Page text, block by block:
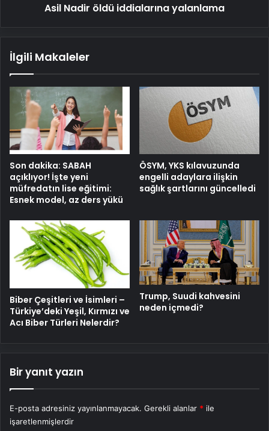
Asil Nadir öldü iddialarına yalanlama
İlgili Makaleler
Son dakika: SABAH
açıklıyor! İşte yeni
müfredatın lise eğitimi:
Esnek model, az ders yükü
ÖSYM, YKS kılavuzunda
engelli adaylara ilişkin
sağlık şartlarını güncelledi
Biber Çeşitleri ve İsimleri –
Türkiye’deki Yeşil, Kırmızı ve
Acı Biber Türleri Nelerdir?
Trump, Suudi kahvesini
neden içmedi?
Bir yanıt yazın
E-posta adresiniz yayınlanmayacak. Gerekli alanlar * ile
işaretlenmişlerdir